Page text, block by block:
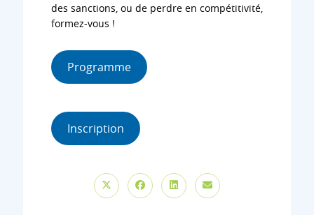
des sanctions, ou de perdre en compétitivité,
formez-vous !
Programme
Inscription